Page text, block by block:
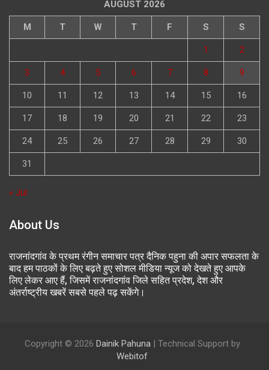
AUGUST 2026
M T W T F S S
1 2
3 4 5 6 7 8 9
10 11 12 13 14 15 16
17 18 19 20 21 22 23
24 25 26 27 28 29 30
31
« Jul
About Us
राजनांदगांव के प्रथम रंगीन समाचार पत्र दैनिक पहुना की अपार सफलता के
बाद हम पाठकों के लिए बढ़ते हुए सोशल मीडिया न्यूज को देखते हुए आपके
लिए लेकर आए हैं, जिसमें राजनांदगांव जिले सहित प्रदेश, देश और
अंतर्राष्ट्रीय खबरें सबसे पहले पढ़ सकेंगे।
Copyright © 2026 Dainik Pahuna| Technical Support by
Webitof